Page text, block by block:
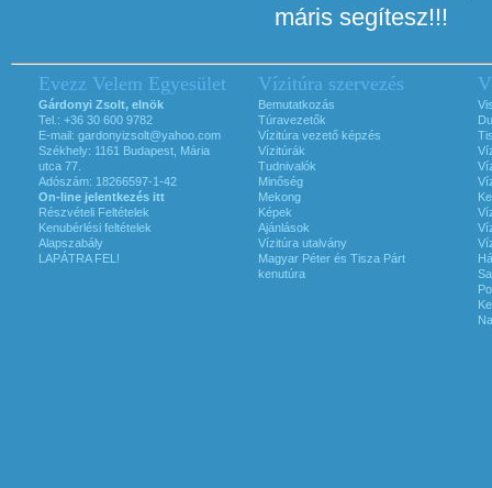
máris segítesz!!!
Evezz Velem Egyesület
Gárdonyi Zsolt, elnök
Tel.: +36 30 600 9782
E-mail: gardonyizsolt@yahoo.com
Székhely: 1161 Budapest, Mária
utca 77.
Adószám: 18266597-1-42
On-line jelentkezés itt
Részvételi Feltételek
Kenubérlési feltételek
Alapszabály
LAPÁTRA FEL!
Vízitúra szervezés
Bemutatkozás
Túravezetők
Vízitúra vezető képzés
Vízitúrák
Tudnivalók
Minőség
Mekong
Képek
Ajánlások
Vízitúra utalvány
Magyar Péter és Tisza Párt
kenutúra